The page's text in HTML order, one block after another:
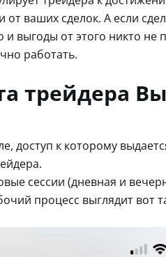
ваших сделок. А если
выгоды от этого никто не
работать.
трейдера
доступ к которому
сессии (дневная и
процесс выглядит вот